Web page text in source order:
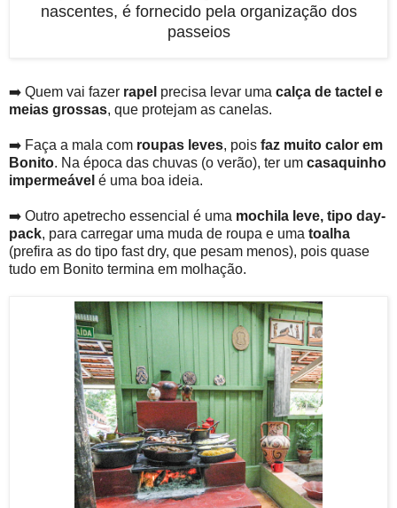
nascentes, é fornecido pela organização dos
passeios
➡️ Quem vai fazer rapel precisa levar uma calça de tactel e
meias grossas, que protejam as canelas.
➡️ Faça a mala com roupas leves, pois faz muito calor em
Bonito. Na época das chuvas (o verão), ter um casaquinho
impermeável é uma boa ideia.
➡️ Outro apetrecho essencial é uma mochila leve, tipo day-
pack, para carregar uma muda de roupa e uma toalha
(prefira as do tipo fast dry, que pesam menos), pois quase
tudo em Bonito termina em molhação.